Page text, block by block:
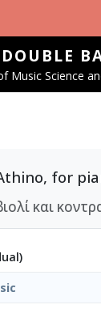
Music Science
for
και